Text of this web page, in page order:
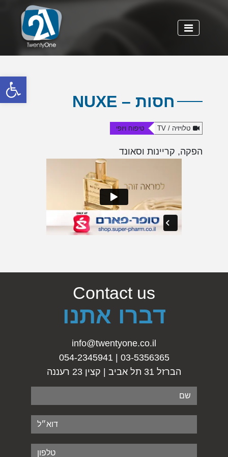
חסות – NUXE
טלויזיה / TV טיפוח ויופי
הפקה, קריינות וסאונד
Contact us
דברו אתנו
info@twentyone.co.il
03-5356365 | 054-2345941
הברזל 31 תל אביב | קצין 23 רעננה